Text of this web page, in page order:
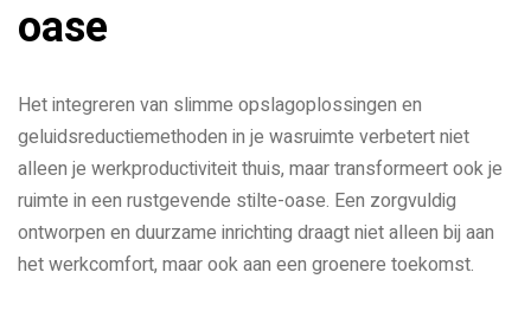
oase
Het integreren van slimme opslagoplossingen en
geluidsreductiemethoden in je wasruimte verbetert niet
alleen je werkproductiviteit thuis, maar transformeert ook je
ruimte in een rustgevende stilte-oase. Een zorgvuldig
ontworpen en duurzame inrichting draagt niet alleen bij aan
het werkcomfort, maar ook aan een groenere toekomst.